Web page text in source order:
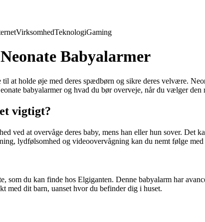
VirksomhedTeknologiGaming
Babyalarmer
holde øje med deres spædbørn og sikre deres velvære.
babyalarmer og hvad du bør overveje, når du vælger den
vigtigt?
ved at overvåge deres baby, mens han eller hun sover.
lydfølsomhed og videoovervågning kan du nemt følge
som du kan finde hos Elgiganten. Denne babyalarm har
med dit barn, uanset hvor du befinder dig i huset.